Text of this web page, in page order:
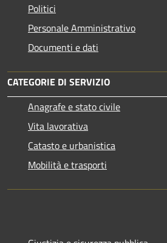
Politici
Personale Amministrativo
Documenti e dati
CATEGORIE DI SERVIZIO
Anagrafe e stato civile
Vita lavorativa
Catasto e urbanistica
Mobilità e trasporti